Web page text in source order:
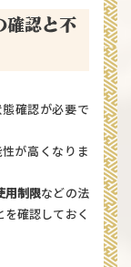
確認と不
確認が必要で
が高くなりま
用制限などの法
確認しておく